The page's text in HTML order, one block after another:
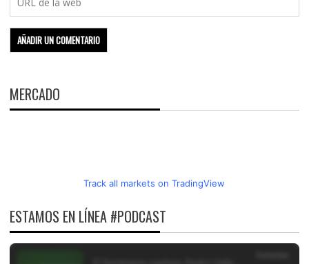
MERCADO
Track all markets on TradingView
ESTAMOS EN LÍNEA #PODCAST